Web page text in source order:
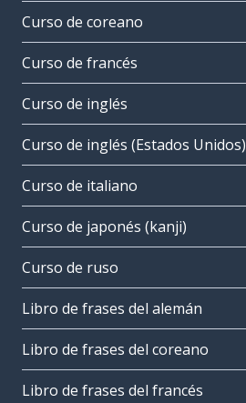
Curso de coreano
Curso de francés
Curso de inglés
Curso de inglés (Estados Unidos)
Curso de italiano
Curso de japonés (kanji)
Curso de ruso
Libro de frases del alemán
Libro de frases del coreano
Libro de frases del francés